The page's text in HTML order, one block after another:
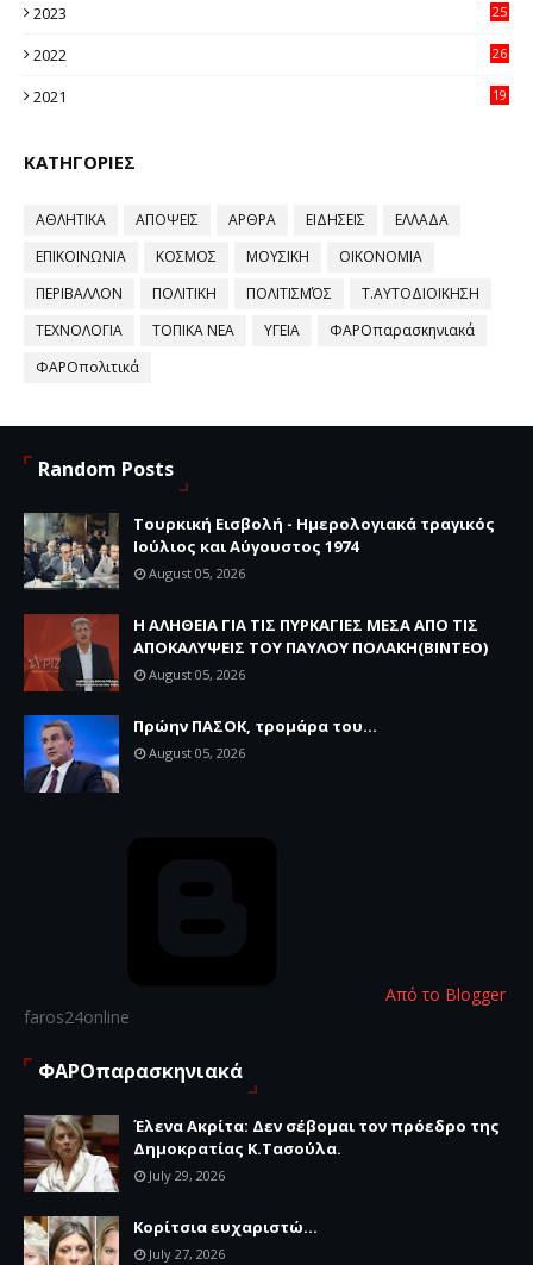
2023
25
2022
26
2021
19
ΚΑΤΗΓΟΡΙΕΣ
ΑΘΛΗΤΙΚΑ ΑΠΟΨΕΙΣ ΑΡΘΡΑ ΕΙΔΗΣΕΙΣ
ΕΛΛΑΔΑ
ΕΠΙΚΟΙΝΩΝΙΑ
ΚΟΣΜΟΣ ΜΟΥΣΙΚΗ
ΟΙΚΟΝΟΜΙΑ
ΠΕΡΙΒΑΛΛΟΝ
ΠΟΛΙΤΙΚΗ ΠΟΛΙΤΙΣΜΌΣ
Τ.ΑΥΤΟΔΙΟΙΚΗΣΗ
ΤΕΧΝΟΛΟΓΙΑ
ΤΟΠΙΚΑ ΝΕΑ ΥΓΕΙΑ
ΦΑΡΟπαρασκηνιακά
ΦΑΡΟπολιτικά
Random Posts
Τουρκική Εισβολή - Ημερολογιακά τραγικός
Ιούλιος και Αύγουστος 1974
August 05, 2026
Η ΑΛΗΘΕΙΑ ΓΙΑ ΤΙΣ ΠΥΡΚΑΓΙΕΣ ΜΕΣΑ ΑΠΟ ΤΙΣ
ΑΠΟΚΑΛΥΨΕΙΣ ΤΟΥ ΠΑΥΛΟΥ ΠΟΛΑΚΗ(ΒΙΝΤΕΟ)
August 05, 2026
Πρώην ΠΑΣΟΚ, τρομάρα του...
August 05, 2026
Από το Blogger
faros24online
ΦΑΡΟπαρασκηνιακά
Έλενα Ακρίτα: Δεν σέβομαι τον πρόεδρο της
Δημοκρατίας Κ.Τασούλα.
July 29, 2026
Κορίτσια ευχαριστώ...
July 27, 2026